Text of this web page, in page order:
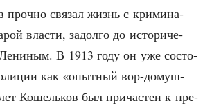
проч­но свя­зал жизнь с кри­ми­на­
вла­сти, задол­го до исто­ри­че­
В 1913 году он уже состо­
как «опыт­ный вор-домуш­
Кошель­ков был при­ча­стен к пре­